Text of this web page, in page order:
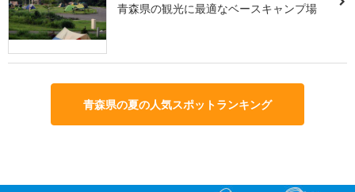
青森県の観光に最適なベースキャンプ場
青森県の夏の人気スポットランキング